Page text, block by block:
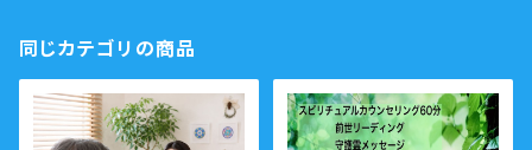
同じカテゴリの商品